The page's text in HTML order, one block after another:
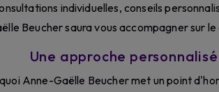
individuelles, conseils
Beucher saura vous accompagner sur
Une approche
Anne-Gaëlle Beucher met un point